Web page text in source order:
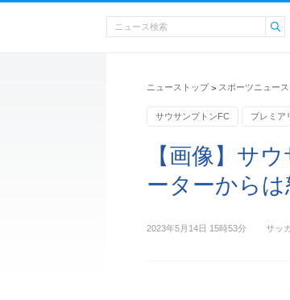
ニューストップ > スポーツニュース
サウサンプトンFC プレミア
【画像】サ
ーターから
2023年5月14日 15時53分 サッ